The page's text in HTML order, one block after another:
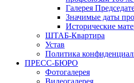
Галерея
Значимые даты
Исторические
ШТАБ-Квартира
Устав
Политика
ПРЕСС-БЮРО
Фотогалерея
Видеогалерея